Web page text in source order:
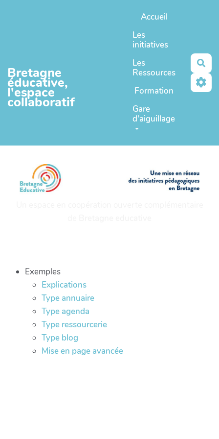
Bretagne
éducative,
l'espace
collaboratif
Accueil
Les
initiatives
Les
Ressources
Formation
Gare
d'aiguillage
Exemples
Explications
Type annuaire
Type agenda
Type ressourcerie
Type blog
Mise en page avancée